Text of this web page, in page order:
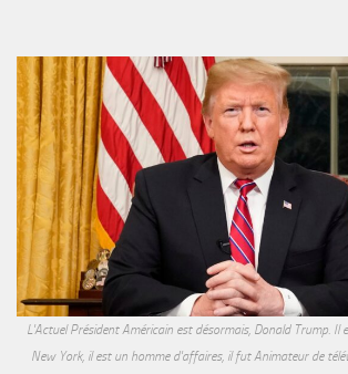
L'Actuel Président Américain est désormais, Donald Trump.
New York, il est un homme d'affaires, il fut Animateur de